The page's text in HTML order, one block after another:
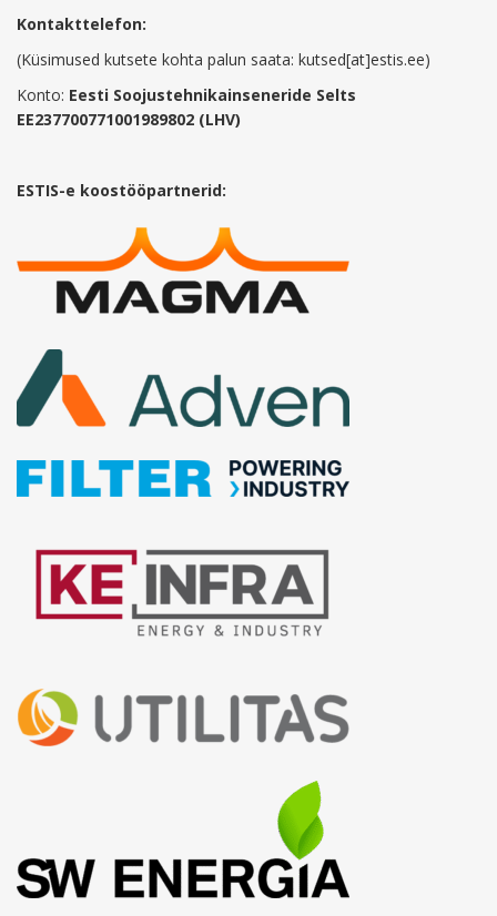
Kontakttelefon:
(Küsimused kutsete kohta palun saata: kutsed[at]estis.ee)
Konto: Eesti Soojustehnikainseneride Selts
EE237700771001989802 (LHV)
ESTIS-e koostööpartnerid: